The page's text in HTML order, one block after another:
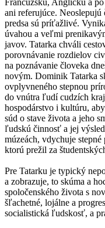
ani referujúce.
predsa sú príťažlivé.
úvahou a veľmi
javov. Tatarka chváli
porovnávanie rozdielov
na poznávanie človeka
novým. Dominik Tatarka
ovplyvneného stepnou
do vnútra ľudí cudzích
hospodárstvo i kultúru,
súd o stave života a jeho
ľudskú činnosť a jej
múzeách, vdychuje
ktorú prežil za
Pre Tatarku je typický
a zobrazuje, to skúma a
spoločenského života s
šľachetné, lojálne a
socialistická ľudskosť, a